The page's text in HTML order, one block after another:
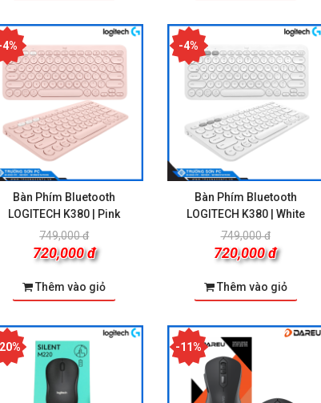
Standard Retail All Lng
EM SubPKL 1YR Online DwnLd
4,338,000 đ
3,989,000 đ
Family Subscr PK Lic 1YR
APAC EM ESD/ Digital key
22,200,000 đ
1,989,000 đ
Bàn Phím Bluetooth
LOGITECH K380 | Pink
749,000 đ
720,000 đ
Thêm vào giỏ
-4%
Bàn Phím Bluetooth
LOGITECH K380 | White
749,000 đ
720,000 đ
Thêm vào giỏ
-11%